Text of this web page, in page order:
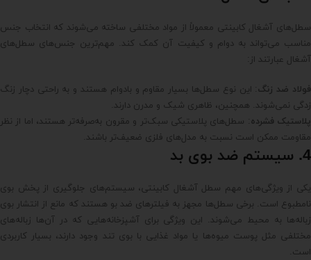
سطل‌های آشغال کابینتی معمولاً از مواد مختلفی ساخته می‌شوند که انتخاب جنس
مناسب می‌تواند به دوام و کیفیت آن کمک کند. مهم‌ترین جنس‌های سطل‌های
آشغال عبارتند از:
فولاد ضد زنگ : این نوع سطل‌ها بسیار مقاوم و بادوام هستند و به راحتی دچار زنگ
زدگی نمی‌شوند. همچنین، ظاهری شیک و مدرن دارند.
پلاستیک فشرده : سطل‌های پلاستیکی سبک‌تر و مقرون به‌صرفه‌تر هستند، اما از نظر
مقاومت ممکن است نسبت به مدل‌های فلزی ضعیف‌تر باشند.
4. سیستم ضد بوی بد
یکی از ویژگی‌های مهم سطل آشغال کابینتی، سیستم‌های جلوگیری از پخش بوی
نامطبوع است. برخی سطل‌ها مجهز به فیلترهای ضد بو هستند که مانع از انتشار بوی
زباله‌ها به محیط می‌شوند. این ویژگی برای آشپزخانه‌هایی که در آن‌ها زباله‌های
مختلفی مثل پوست میوه‌ها یا مواد غذایی با بوی تند وجود دارند، بسیار کاربردی
است.